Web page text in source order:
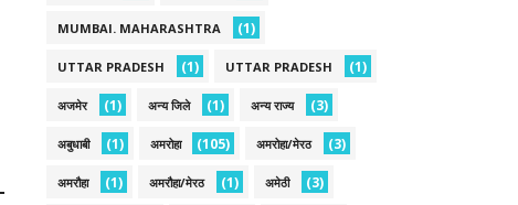
MUMBAI. MAHARASHTRA (1)
UTTAR PRADESH (1) UTTAR PRADESH (1)
अजमेर (1) अन्य जिले (1) अन्य राज्य (3)
अबुधाबी (1) अमरोहा (105) अमरोहा/मेरठ (3)
अमरौहा (1) अमरौहा/मेरठ (1) अमेठी (3)